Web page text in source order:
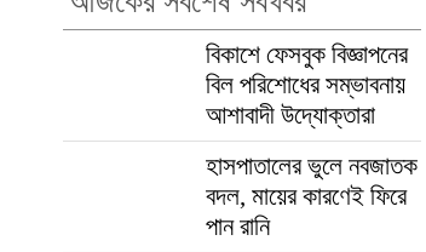
বিকাশে ফেসবুক বিজ্ঞাপনের
বিল পরিশোধের সম্ভাবনায়
আশাবাদী উদ্যোক্তারা
হাসপাতালের ভুলে নবজাতক
বদল, মায়ের কারণেই ফিরে
পান রানি